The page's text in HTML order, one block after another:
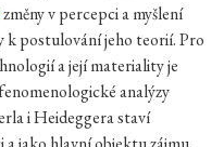
změny v percepci a myšlení
k postulování jeho teorií. Pro
a její materiality je
analýzy
i Heideggera staví